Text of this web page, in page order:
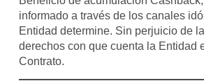
informado a través de los canales
Entidad determine. Sin perjuicio de
derechos con que cuenta la Entidad
Contrato.